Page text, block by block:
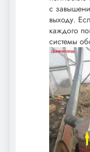
с
выходу.
каждого
системы